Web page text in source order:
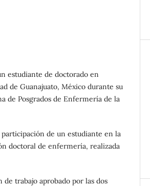
estudiante de doctorado en
de Guanajuato, México durante su
de Posgrados de Enfermería de la
de un estudiante en la
doctoral de enfermería, realizada
trabajo aprobado por las dos